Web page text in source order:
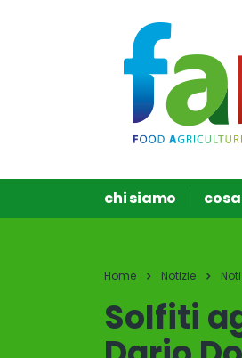
chi siamo
Home Notizie
Solfiti